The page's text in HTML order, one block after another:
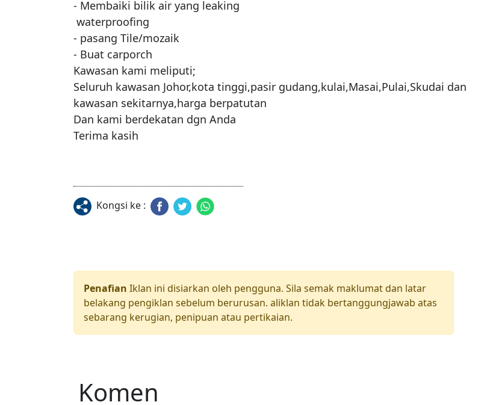
- Membaiki bilik air yang leaking
- pasang Tile/mozaik
- Buat carporch
Kawasan kami meliputi;
Seluruh kawasan Johor,kota tinggi,pasir gudang,kulai,Masai,Pulai,Skudai dan
kawasan sekitarnya,harga berpatutan
Dan kami berdekatan dgn Anda
Kongsi ke :
Penafian Iklan ini disiarkan oleh pengguna. Sila semak maklumat dan latar
belakang pengiklan sebelum berurusan. aliklan tidak bertanggungjawab atas
sebarang kerugian, penipuan atau pertikaian.
Komen